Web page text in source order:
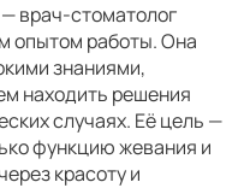
врач-стоматолог
опытом работы. Она
знаниями,
находить решения
случаях. Её цель —
функцию жевания и
красоту и